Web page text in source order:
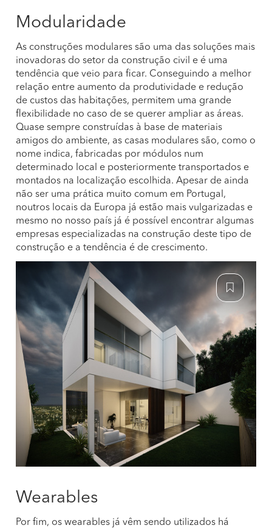
Modularidade
As construções modulares são uma das soluções mais
inovadoras do setor da construção civil e é uma
tendência que veio para ficar. Conseguindo a melhor
relação entre aumento da produtividade e redução
de custos das habitações, permitem uma grande
flexibilidade no caso de se querer ampliar as áreas.
Quase sempre construídas à base de materiais
amigos do ambiente, as casas modulares são, como o
nome indica, fabricadas por módulos num
determinado local e posteriormente transportados e
montados na localização escolhida. Apesar de ainda
não ser uma prática muito comum em Portugal,
noutros locais da Europa já estão mais vulgarizadas e
mesmo no nosso país já é possível encontrar algumas
empresas especializadas na construção deste tipo de
construção e a tendência é de crescimento.
Wearables
Por fim, os wearables já vêm sendo utilizados há